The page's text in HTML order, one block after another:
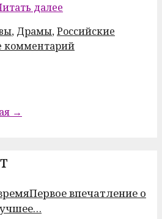
далее
, Драмы,Российские
комментарий
→
Первое впечатление о